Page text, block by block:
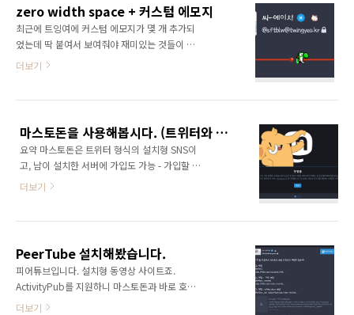
부분은 twingyeo.kr 서버에 있다 ..
서로 연결되어 있다뇨? 트위터는 트위터이고, 페
이스북은 페이스북인데요? A. 네, 그렇죠? 트위
터, 페이스북이 아닌 새로운 종류의 SNS라면 가
능하죠. Q. 새로운 종류의 SNS요? 미투데이나
닙니다. 기존 SNS는 서로 연결되어 있지 않습니
잖아요? Q. 그럼 그게 ..
zero width space + 커스텀 에모지
최근에 트잉여에 커스텀 에모지가 몇 개 추가되
었는데 딱 붙여서 보여줘야 재미있는 것들이 있
더라구요. 근데 때마침 붙여서 올리시는 분이 있
방법이 폭 없는 스페이스 문자 (U+200B) 입니
다. 입력 방법은 여러가지인데 저는 오토핫키 스
크립트를 쓰기로 했습니다. ; 특수문자
:*:szwsp::​ ; zero width space 이런 사이트도
알려주시더라구요. 저는 효과를 못 봤지만요...
더보기
마스토돈을 사용해봅시다. (트위터와 비슷한 SNS)
요약 마스토돈은 트위터 형식의 설치형 SNS이
고, 남이 설치한 서버에 가입도 가능 - 가입할 서
버 추천: 2-1 확인 네이버 메일에서 구글 메일로
글 별 공개 범위 설정 🔒 - 민감한 내용 가리기 🙈
- 서버의 공유 타임라인 🌐 등 마스토돈을 설명하
는 다른 글 보기: - 공앱으로 시작하는 마스토돈
(@lapy@k.lapy.link) - 트위터 유저를 위한 간
더보기
PeerTube 설치해봤습니다.
피어튜브입니다. 설치형 동영상 사이트죠.
ActivityPub를 지원하니 마스토돈과 바로 호환
됩니다. (무슨 말이냐면, 워드프레스의 동영상 사
더보기